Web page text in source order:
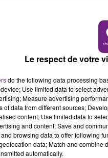
FM
19h15 -
LA
Le respect de votre
do the following data processing
Use limited data to select
Measure advertising
of data from different sources;
content; Use limited data to
and content; Save and
browsing data to offer following
data; Match and combine
automatically.